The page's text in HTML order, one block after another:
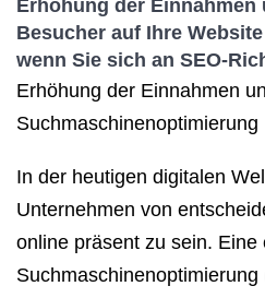
Erhöhung der Einnahmen
Besucher auf Ihre
wenn Sie sich an SEO-
Erhöhung der Einnahmen
Suchmaschinenoptimierung
In der heutigen digitalen
Unternehmen von
online präsent zu sein. Eine
Suchmaschinenoptimierung